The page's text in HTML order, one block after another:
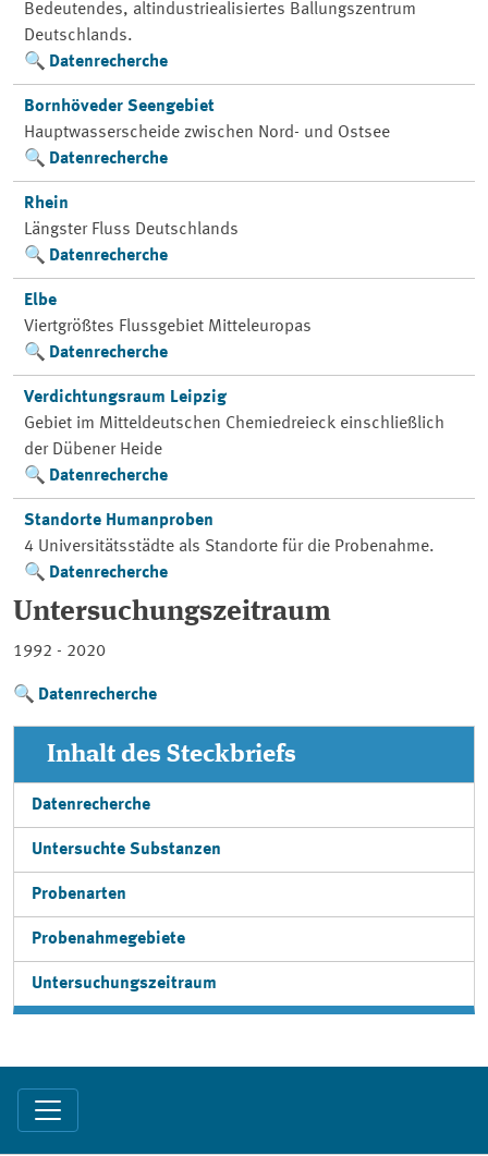
Bedeutendes, altindustriealisiertes Ballungszentrum
Deutschlands.
Datenrecherche
Bornhöveder Seengebiet
Hauptwasserscheide zwischen Nord- und Ostsee
Datenrecherche
Rhein
Längster Fluss Deutschlands
Datenrecherche
Elbe
Viertgrößtes Flussgebiet Mitteleuropas
Datenrecherche
Verdichtungsraum Leipzig
Gebiet im Mitteldeutschen Chemiedreieck einschließlich
der Dübener Heide
Datenrecherche
Standorte Humanproben
4 Universitätsstädte als Standorte für die Probenahme.
Datenrecherche
Untersuchungszeitraum
1992 - 2020
Datenrecherche
Inhalt des Steckbriefs
Datenrecherche
Untersuchte Substanzen
Probenarten
Probenahmegebiete
Untersuchungszeitraum